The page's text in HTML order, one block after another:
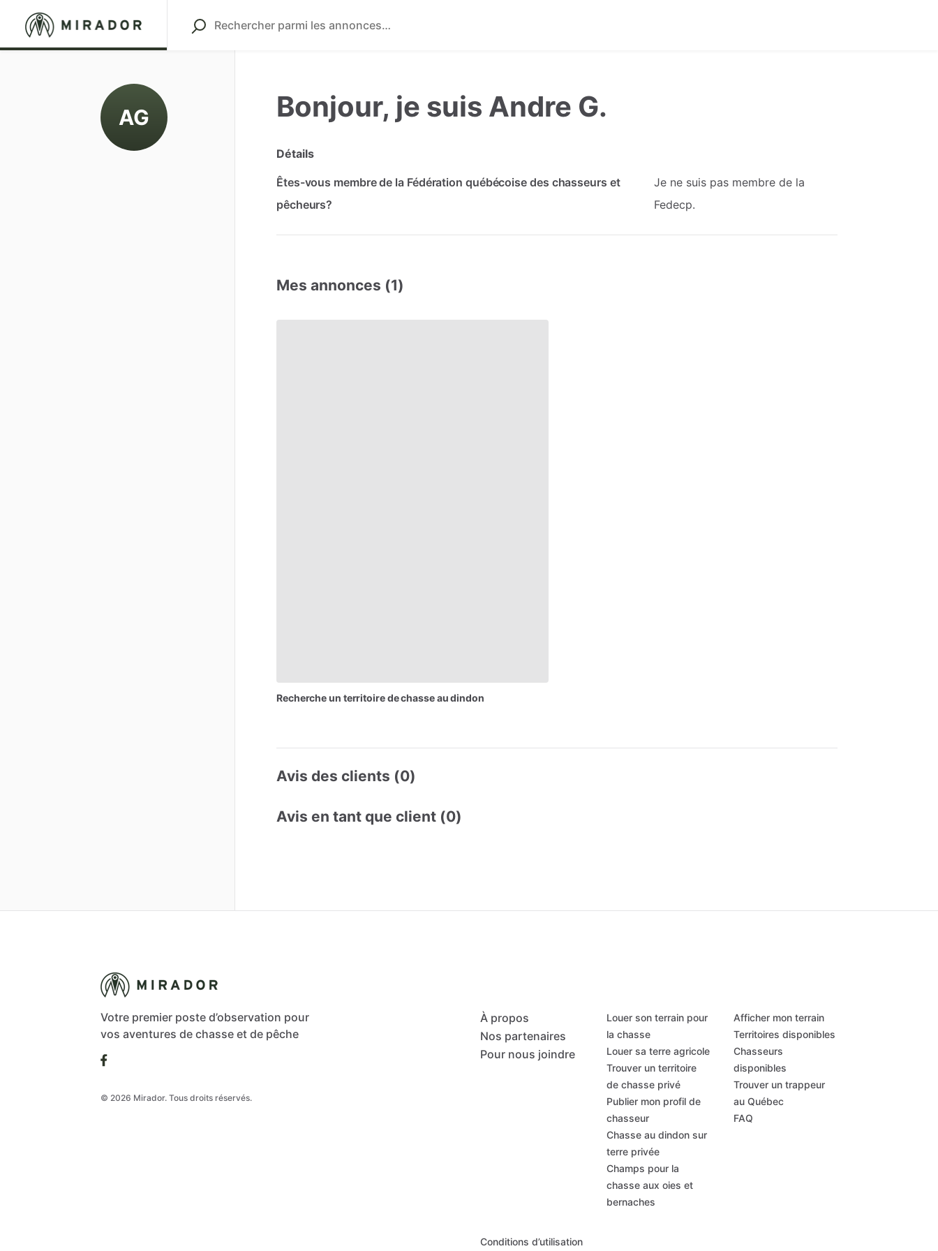
AG Bonjour, je suis Andre G.
Détails
Êtes-vous membre de la Fédération québécoise des chasseurs et
pêcheurs?
Je ne suis pas membre de la
Fedecp.
Mes annonces (1)
Rechercheun territoiredechasseau dindon
Avis des clients (0)
Avis en tant que client (0)
Votre premier poste d’observation pour
vos aventures de chasse et de pêche
© 2026 Mirador. Tous droits réservés.
À propos
Nos partenaires
Pour nous joindre
Louer son terrain pour
la chasse
Louer sa terre agricole
Trouver un territoire
de chasse privé
Publier mon profil de
chasseur
Chasse au dindon sur
terre privée
Champs pour la
chasse aux oies et
bernaches
Afficher mon terrain
Territoires disponibles
Chasseurs
disponibles
Trouver un trappeur
au Québec
FAQ
Conditions d’utilisation